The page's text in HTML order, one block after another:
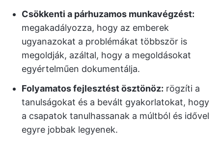
Csökkenti a párhuzamos munkavégzést:
megakadályozza, hogy az emberek
ugyanazokat a problémákat többször is
megoldják, azáltal, hogy a megoldásokat
egyértelműen dokumentálja.
Folyamatos fejlesztést ösztönöz: rögzíti a
tanulságokat és a bevált gyakorlatokat, hogy
a csapatok tanulhassanak a múltból és idővel
egyre jobbak legyenek.